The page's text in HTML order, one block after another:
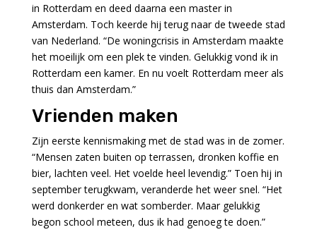
in Rotterdam en deed daarna een master in
Amsterdam. Toch keerde hij terug naar de tweede stad
van Nederland. “De woningcrisis in Amsterdam maakte
het moeilijk om een plek te vinden. Gelukkig vond ik in
Rotterdam een kamer. En nu voelt Rotterdam meer als
thuis dan Amsterdam.”
Vrienden maken
Zijn eerste kennismaking met de stad was in de zomer.
“Mensen zaten buiten op terrassen, dronken koffie en
bier, lachten veel. Het voelde heel levendig.” Toen hij in
september terugkwam, veranderde het weer snel. “Het
werd donkerder en wat somberder. Maar gelukkig
begon school meteen, dus ik had genoeg te doen.”